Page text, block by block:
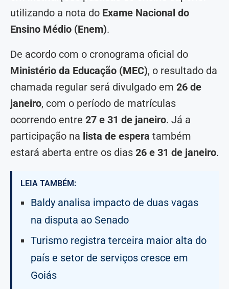
utilizando a nota do Exame Nacional do
Ensino Médio (Enem).
De acordo com o cronograma oficial do
Ministério da Educação (MEC), o resultado da
chamada regular será divulgado em 26 de
janeiro, com o período de matrículas
ocorrendo entre 27 e 31 de janeiro. Já a
participação na lista de espera também
estará aberta entre os dias 26 e 31 de janeiro.
LEIA TAMBÉM:
Baldy analisa impacto de duas vagas
na disputa ao Senado
Turismo registra terceira maior alta do
país e setor de serviços cresce em
Goiás